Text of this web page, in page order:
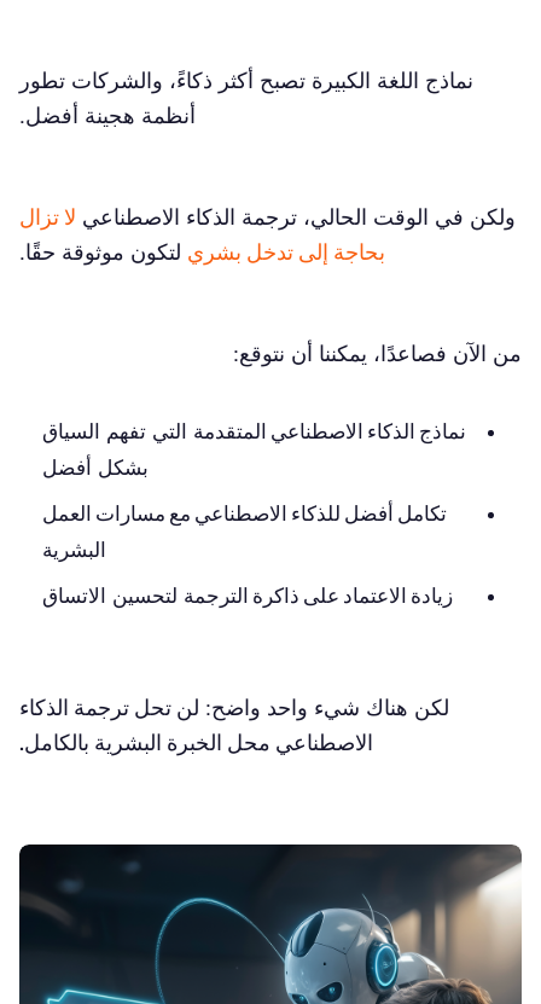
نماذج اللغة الكبيرة تصبح أكثر ذكاءً، والشركات تطور
أنظمة هجينة أفضل.
ولكن في الوقت الحالي، ترجمة الذكاء الاصطناعي لا تزال
بحاجة إلى تدخل بشري لتكون موثوقة حقًا.
من الآن فصاعدًا، يمكننا أن نتوقع:
نماذج الذكاء الاصطناعي المتقدمة التي تفهم السياق
بشكل أفضل
تكامل أفضل للذكاء الاصطناعي مع مسارات العمل
البشرية
زيادة الاعتماد على ذاكرة الترجمة لتحسين الاتساق
لكن هناك شيء واحد واضح: لن تحل ترجمة الذكاء
الاصطناعي محل الخبرة البشرية بالكامل.